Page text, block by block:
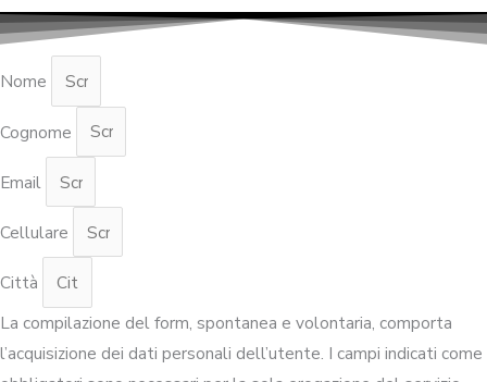
Nome
Cognome
Email
Cellulare
Città
La compilazione del form, spontanea e volontaria, comporta
l’acquisizione dei dati personali dell’utente. I campi indicati come